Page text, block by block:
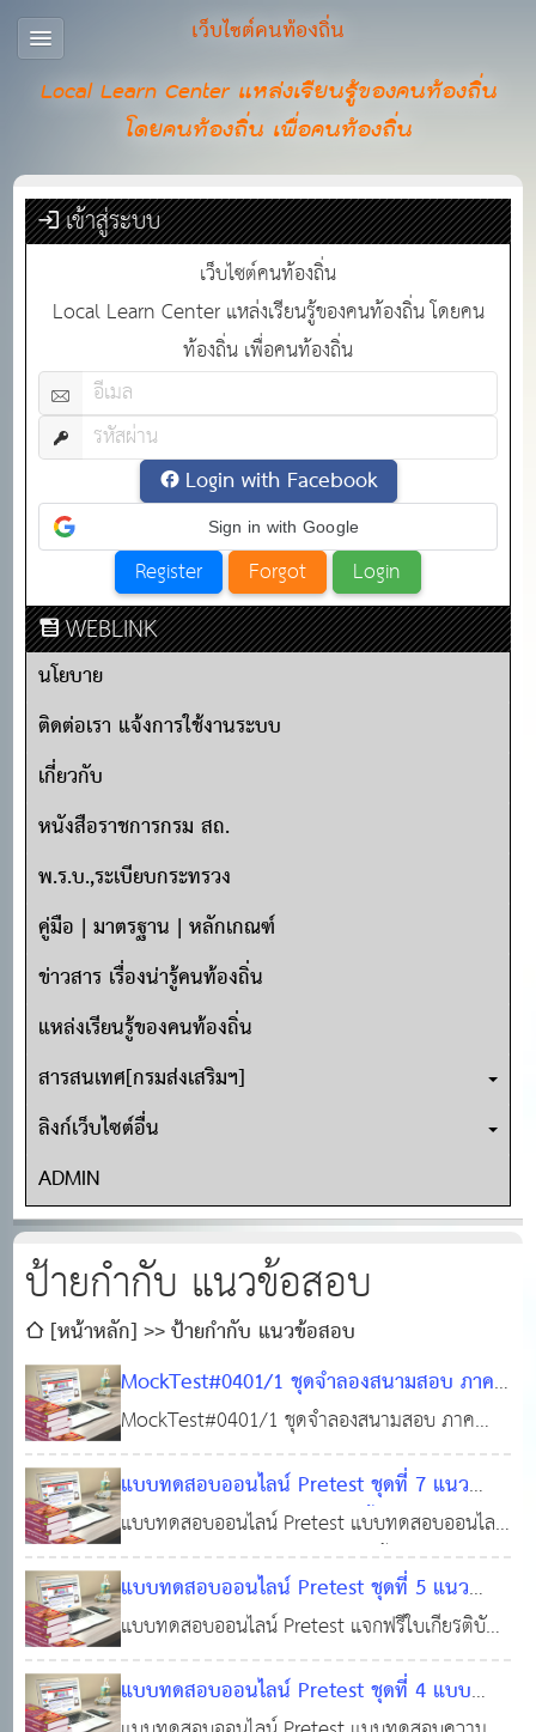
เว็บไซต์คนท้องถิ่น
Local Learn Center แหล่งเรียนรู้ของคนท้องถิ่น
โดยคนท้องถิ่น เพื่อคนท้องถิ่น
เข้าสู่ระบบ
เว็บไซต์คนท้องถิ่น
Local Learn Center แหล่งเรียนรู้ของคนท้องถิ่น โดยคน
ท้องถิ่น เพื่อคนท้องถิ่น
Login with Facebook
Sign in with Google
WEBLINK
นโยบาย
ติดต่อเรา แจ้งการใช้งานระบบ
เกี่ยวกับ
หนังสือราชการกรม สถ.
พ.ร.บ.,ระเบียบกระทรวง
คู่มือ | มาตรฐาน | หลักเกณฑ์
ข่าวสาร เรื่องน่ารู้คนท้องถิ่น
แหล่งเรียนรู้ของคนท้องถิ่น
สารสนเทศ[กรมส่งเสริมฯ]
ลิงก์เว็บไซต์อื่น
ADMIN
ป้ายกำกับ แนวข้อสอบ
[หน้าหลัก]
ป้ายกำกับ แนวข้อสอบ
MockTest#0401/1 ชุดจำลองสนามสอบ ภาค
ความรู้ความสามารถทั่วไป (ภาค ก. ท้องถิ่น)
ครอบคลุม: คณิตศาสตร์และตรรกศาสตร์, ภาษา
ไทย, ภาษาอังกฤษ, และความรู้พื้นฐานในการ
ปฏิบัติราชการ (กฎหมาย)
17 พ.ค. 2569
0
230
MockTest#0401/1 ชุดจำลองสนามสอบ ภาค
ความรู้ความสามารถทั่วไป (ภาค ก. ท้องถิ่น)
ครอบคลุม: คณิตศาสตร์และตรรกศาสตร์, ภาษา
ไทย, ภาษาอังกฤษ, และความรู้พื้นฐานในการปฏิบัติ
ราชการ (กฎหมาย)
แบบทดสอบออนไลน์ Pretest ชุดที่ 7 แนว
ข้อสอบ พรบ.กำหนดแผนและขั้นตอนการกระจา
ยอำนาจให้แก่องค์กรปกครองส่วนท้องถิ่น
พ.ศ.2542 และแก้ไขเพิ่มเติม (ชุดแจกฟรี!)
ก.ย. 2564
0 8,551
แบบทดสอบออนไลน์ Pretest แบบทดสอบออนไลน์
แนวข้อสอบ พรบ.กำหนดแผนและขั้นตอนการกระ
จายอำนาจให้แก่องค์กรปกครองส่วนท้องถิ่น
พ.ศ.2542 และแก้ไขเพิ่มเติม (ฉบับที่ 2) พ.ศ.2549
#แนวข้อสอบท้องถิ่นฟรี ! #ทำแบบทดสอบฟรี!!!
#ข้อสอบท้องถิ่นฟรี !!! #สอบบรรจุท้องถิ่น
แบบทดสอบออนไลน์ Pretest ชุดที่ 5 แนว
ข้อสอบ พรบ.ระเบียบบริหารราชการแผ่นดิน
พ.ศ.2534 แก้ไขเพิ่มเติม (ชุดแจกฟรี! พร้อมใบ
เกียรติบัตร)
13 ก.ย. 2564 0 13,263
แบบทดสอบออนไลน์ Pretest แจกฟรีใบเกียรติบัตร
แบบทดสอบความรู้ พรบ.ระเบียบบริหารราชการ
แผ่นดิน พ.ศ.2534 แก้ไขเพิ่มเติม #แนวข้อสอบท้อง
แบบทดสอบออนไลน์ Pretest ชุดที่ 4 แบบ